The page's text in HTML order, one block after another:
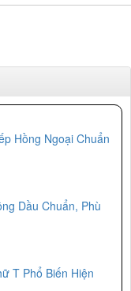
Hồng Ngoại Chuẩn
Dầu Chuẩn, Phù
T Phổ Biến Hiện